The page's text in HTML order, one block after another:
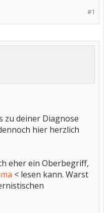
#1
zu deiner Diagnose
hier herzlich
eher ein Oberbegriff,
< lesen kann. Warst